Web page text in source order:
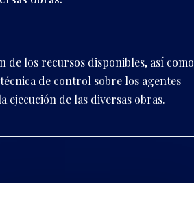
de los recursos disponibles, así como
de control sobre los agentes
ejecución de las diversas obras.